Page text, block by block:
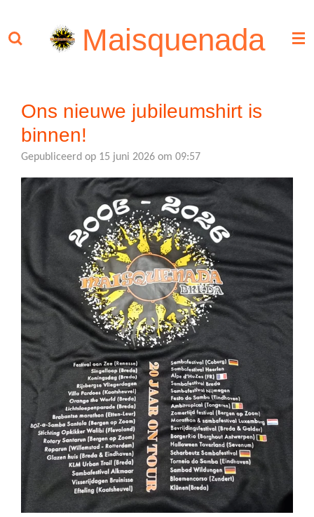
direct
naar
Maisquenada
Ons nieuwe jubileumshirt is
binnen!
Gepubliceerd op 15 juni 2026 om 09:57